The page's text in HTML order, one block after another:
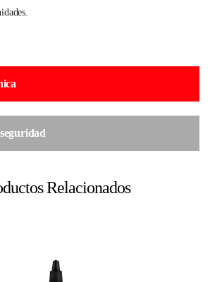
Relacionados